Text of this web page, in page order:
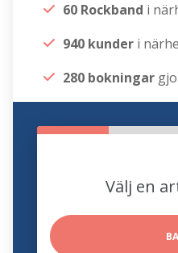
60 Rockband i
940 kunder i
280 bokningar
Välj en